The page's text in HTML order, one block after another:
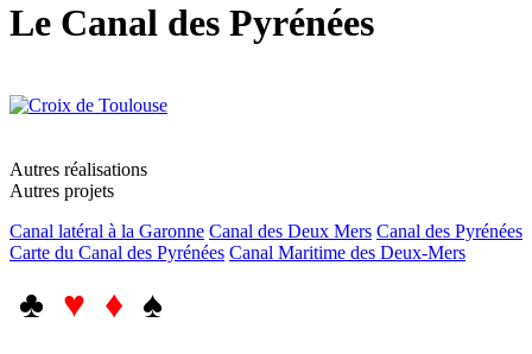
Le Canal des Pyrénées
Autres réalisations
Autres projets
Canal latéral à la Garonne Canal des Deux Mers Canal des Pyrénées
Carte du Canal des Pyrénées Canal Maritime des Deux-Mers
♣ ♥ ♦ ♠